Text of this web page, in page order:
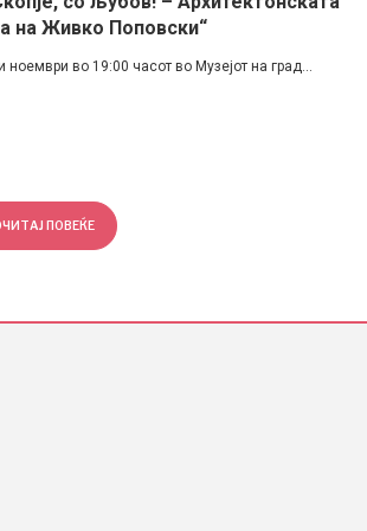
на Живко Поповски“
ноември во 19:00 часот во Музејот на град...
ПОВЕЌЕ